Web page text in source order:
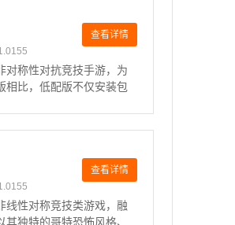
查看详情
对称性对抗竞技手游，为
相比，低配版不仅安装包
查看详情
线性对称竞技类游戏，融
独特的哥特恐怖风格、